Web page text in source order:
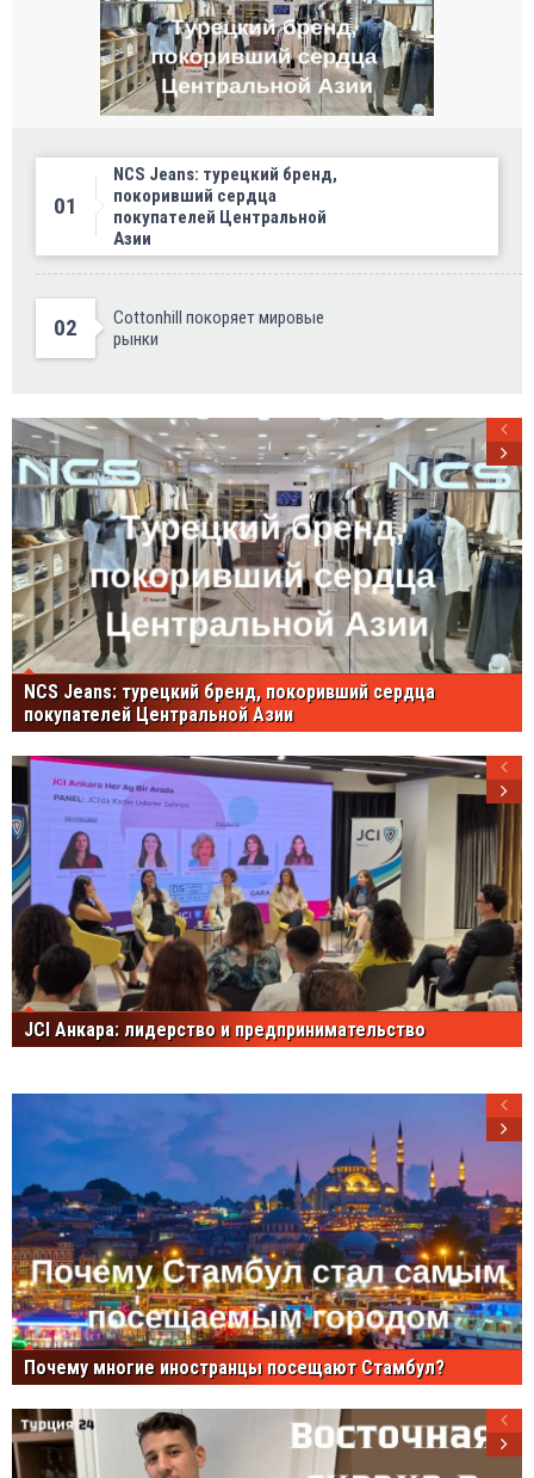
01
NCS Jeans: турецкий бренд,
покоривший сердца
покупателей Центральной
Азии
02
Cottonhill покоряет мировые
рынки
NCS Jeans: турецкий бренд, покоривший сердца
покупателей Центральной Азии
JCI Анкара: лидерство и предпринимательство
Почему многие иностранцы посещают Стамбул?